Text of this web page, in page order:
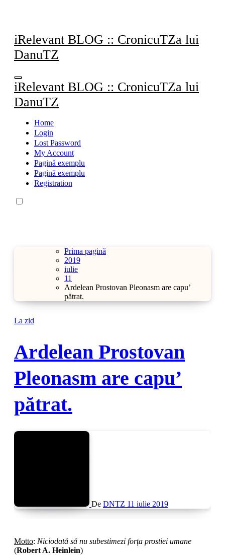
iRelevant BLOG :: CronicuTZa lui
DanuTZ
iRelevant BLOG :: CronicuTZa lui
DanuTZ
Home
Login
Lost Password
My Account
Pagină exemplu
Pagină exemplu
Registration
Prima pagină
2019
iulie
11
Ardelean Prostovan Pleonasm are capu’
pătrat.
La zid
Ardelean Prostovan
Pleonasm are capu’
pătrat.
De DNTZ 11 iulie 2019
Motto: Niciodată să nu subestimezi forța prostiei umane
(Robert A. Heinlein)